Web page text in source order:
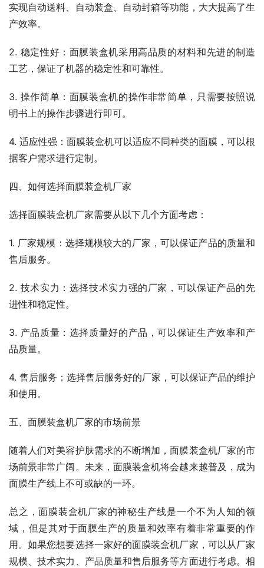
实现自动送料、自动装盒、自动封箱等功能，大大提高了生
产效率。
2. 稳定性好：面膜装盒机采用高品质的材料和先进的制造
工艺，保证了机器的稳定性和可靠性。
3. 操作简单：面膜装盒机的操作非常简单，只需要按照说
明书上的操作步骤进行即可。
4. 适应性强：面膜装盒机可以适应不同种类的面膜，可以根
据客户需求进行定制。
四、如何选择面膜装盒机厂家
选择面膜装盒机厂家需要从以下几个方面考虑：
1. 厂家规模：选择规模较大的厂家，可以保证产品的质量和
售后服务。
2. 技术实力：选择技术实力强的厂家，可以保证产品的先
进性和稳定性。
3. 产品质量：选择质量好的产品，可以保证生产效率和产
品质量。
4. 售后服务：选择售后服务好的厂家，可以保证产品的维护
和使用。
五、面膜装盒机厂家的市场前景
随着人们对美容护肤需求的不断增加，面膜装盒机厂家的市
场前景非常广阔。未来，面膜装盒机将会越来越普及，成为
面膜生产线上不可或缺的一环。
总之，面膜装盒机厂家的神秘生产线是一个不为人知的领
域，但是其对于面膜生产的质量和效率有着非常重要的作
用。如果您想要选择一家好的面膜装盒机厂家，可以从厂家
规模、技术实力、产品质量和售后服务等方面进行考虑。相